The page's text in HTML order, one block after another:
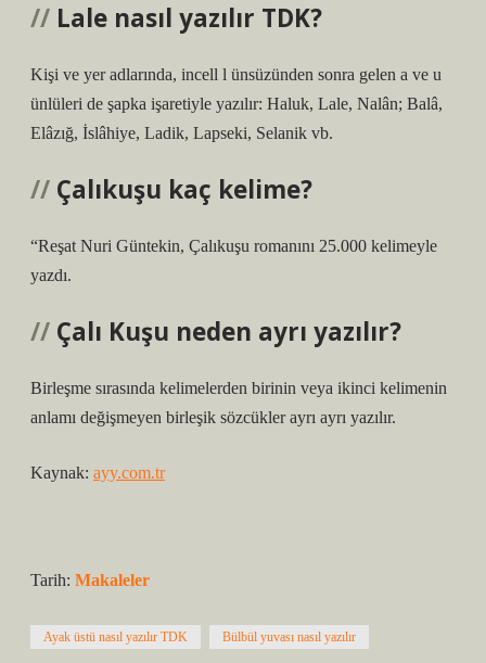
Lale nasıl yazılır TDK?
Kişi ve yer adlarında, incell l ünsüzünden sonra gelen a ve u
ünlüleri de şapka işaretiyle yazılır: Haluk, Lale, Nalân; Balâ,
Elâzığ, İslâhiye, Ladik, Lapseki, Selanik vb.
Çalıkuşu kaç kelime?
“Reşat Nuri Güntekin, Çalıkuşu romanını 25.000 kelimeyle
yazdı.
Çalı Kuşu neden ayrı yazılır?
Birleşme sırasında kelimelerden birinin veya ikinci kelimenin
anlamı değişmeyen birleşik sözcükler ayrı ayrı yazılır.
Kaynak: ayy.com.tr
Tarih: Makaleler
Ayak üstü nasıl yazılır TDK Bülbül yuvası nasıl yazılır